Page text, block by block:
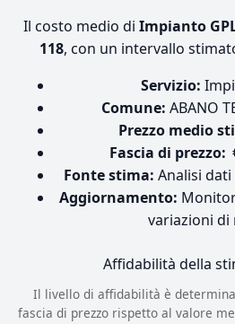
Il costo medio di Impianto
118, con un intervallo
Servizio:
Comune: ABANO
Prezzo medio
Fascia di prezzo:
Fonte stima: Analisi
Aggiornamento:
variazioni di
Affidabilità della
Il livello di affidabilità è
fascia di prezzo rispetto al valore